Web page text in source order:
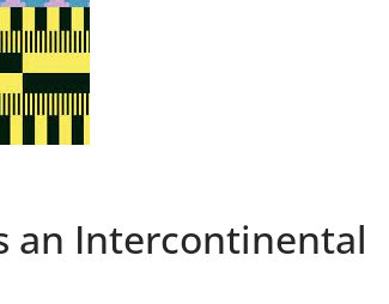
an Intercontinental